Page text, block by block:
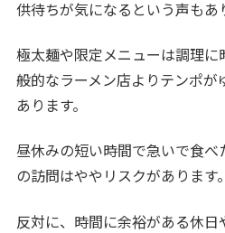
供待ちが気になるという声もあ
極太麺や限定メニューは調理
般的なラーメン店よりテンポ
あります。
昼休みの短い時間で急いで食
の訪問はややリスクがあります。
反対に、時間に余裕がある休